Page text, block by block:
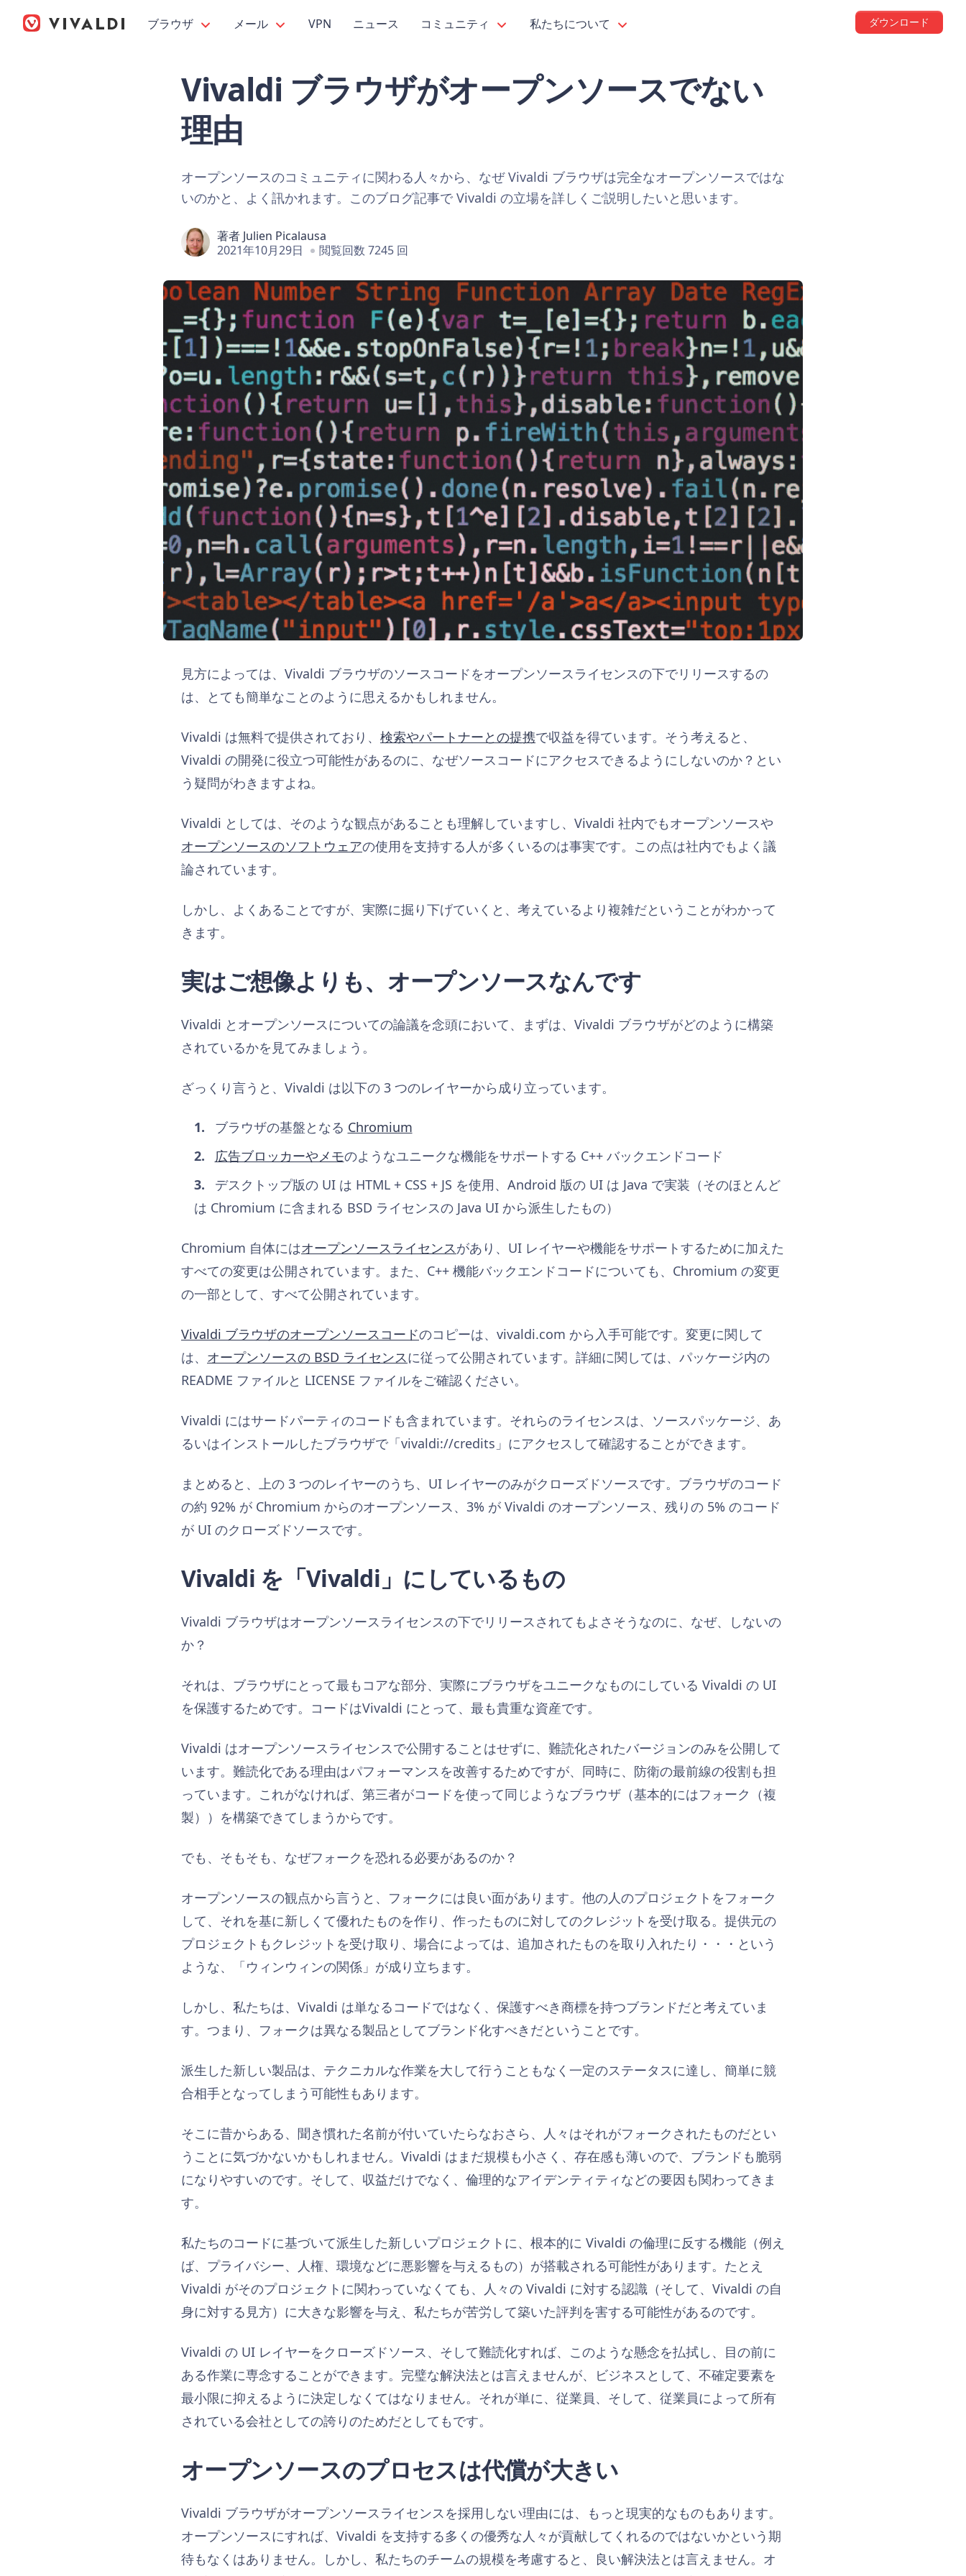
ブラウザ メール VPN ニュース コミュニティ 私たちについて ダウンロード
Vivaldi ブラウザがオープンソースでない
理由
オープンソースのコミュニティに関わる人々から、なぜ Vivaldi ブラウザは完全なオープンソースではな
いのかと、よく訊かれます。このブログ記事で Vivaldi の立場を詳しくご説明したいと思います。
著者 Julien Picalausa
2021年10月29日
閲覧回数 7245 回
見方によっては、Vivaldi ブラウザのソースコードをオープンソースライセンスの下でリリースするの
は、とても簡単なことのように思えるかもしれません。
Vivaldi は無料で提供されており、 検索やパートナーとの提携で収益を得ています。そう考えると、
Vivaldi の開発に役立つ可能性があるのに、なぜソースコードにアクセスできるようにしないのか？とい
う疑問がわきますよね。
Vivaldi としては、そのような観点があることも理解していますし、Vivaldi 社内でもオープンソースや
オープンソースのソフトウェアの使用を支持する人が多くいるのは事実です。この点は社内でもよく議
論されています。
しかし、よくあることですが、実際に掘り下げていくと、考えているより複雑だということがわかって
きます。
実はご想像よりも、オープンソースなんです
Vivaldi とオープンソースについての論議を念頭において、まずは、Vivaldi ブラウザがどのように構築
されているかを見てみましょう。
ざっくり言うと、Vivaldi は以下の 3 つのレイヤーから成り立っています。
ブラウザの基盤となる Chromium
広告ブロッカーやメモのようなユニークな機能をサポートする C++ バックエンドコード
デスクトップ版の UI は HTML + CSS + JS を使用、Android 版の UI は Java で実装（そのほとんど
は Chromium に含まれる BSD ライセンスの Java UI から派生したもの）
Chromium 自体にはオープンソースライセンスがあり、UI レイヤーや機能をサポートするために加えた
すべての変更は公開されています。また、C++ 機能バックエンドコードについても、Chromium の変更
の一部として、すべて公開されています。
Vivaldi ブラウザのオープンソースコードのコピーは、vivaldi.com から入手可能です。変更に関して
は、 オープンソースの BSD ライセンスに従って公開されています。詳細に関しては、パッケージ内の
README ファイルと LICENSE ファイルをご確認ください。
Vivaldi にはサードパーティのコードも含まれています。それらのライセンスは、ソースパッケージ、あ
るいはインストールしたブラウザで「vivaldi://credits」にアクセスして確認することができます。
まとめると、上の 3 つのレイヤーのうち、UI レイヤーのみがクローズドソースです。ブラウザのコード
の約 92% が Chromium からのオープンソース、3% が Vivaldi のオープンソース、残りの 5% のコード
が UI のクローズドソースです。
Vivaldi を「Vivaldi」にしているもの
Vivaldi ブラウザはオープンソースライセンスの下でリリースされてもよさそうなのに、なぜ、しないの
か？
それは、ブラウザにとって最もコアな部分、実際にブラウザをユニークなものにしている Vivaldi の UI
を保護するためです。コードはVivaldi にとって、最も貴重な資産です。
Vivaldi はオープンソースライセンスで公開することはせずに、難読化されたバージョンのみを公開して
います。難読化である理由はパフォーマンスを改善するためですが、同時に、防衛の最前線の役割も担
っています。これがなければ、第三者がコードを使って同じようなブラウザ（基本的にはフォーク（複
製））を構築できてしまうからです。
でも、そもそも、なぜフォークを恐れる必要があるのか？
オープンソースの観点から言うと、フォークには良い面があります。他の人のプロジェクトをフォーク
して、それを基に新しくて優れたものを作り、作ったものに対してのクレジットを受け取る。提供元の
プロジェクトもクレジットを受け取り、場合によっては、追加されたものを取り入れたり・・・という
ような、「ウィンウィンの関係」が成り立ちます。
しかし、私たちは、Vivaldi は単なるコードではなく、保護すべき商標を持つブランドだと考えていま
す。つまり、フォークは異なる製品としてブランド化すべきだということです。
派生した新しい製品は、テクニカルな作業を大して行うこともなく一定のステータスに達し、簡単に競
合相手となってしまう可能性もあります。
そこに昔からある、聞き慣れた名前が付いていたらなおさら、人々はそれがフォークされたものだとい
うことに気づかないかもしれません。Vivaldi はまだ規模も小さく、存在感も薄いので、ブランドも脆弱
になりやすいのです。そして、収益だけでなく、倫理的なアイデンティティなどの要因も関わってきま
す。
私たちのコードに基づいて派生した新しいプロジェクトに、根本的に Vivaldi の倫理に反する機能（例え
ば、プライバシー、人権、環境などに悪影響を与えるもの）が搭載される可能性があります。たとえ
Vivaldi がそのプロジェクトに関わっていなくても、人々の Vivaldi に対する認識（そして、Vivaldi の自
身に対する見方）に大きな影響を与え、私たちが苦労して築いた評判を害する可能性があるのです。
Vivaldi の UI レイヤーをクローズドソース、そして難読化すれば、このような懸念を払拭し、目の前に
ある作業に専念することができます。完璧な解決法とは言えませんが、ビジネスとして、不確定要素を
最小限に抑えるように決定しなくてはなりません。それが単に、従業員、そして、従業員によって所有
されている会社としての誇りのためだとしてもです。
​オープンソースのプロセスは代償が大きい
Vivaldi ブラウザがオープンソースライセンスを採用しない理由には、もっと現実的なものもあります。
オープンソースにすれば、Vivaldi を支持する多くの優秀な人々が貢献してくれるのではないかという期
待もなくはありません。しかし、私たちのチームの規模を考慮すると、良い解決法とは言えません。オ